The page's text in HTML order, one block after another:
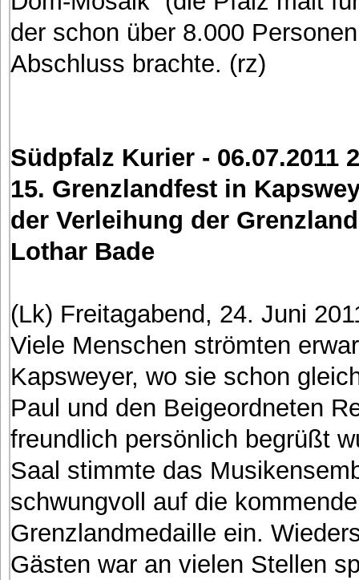
der schon über 8.000
Abschluss brachte. (rz)
Südpfalz Kurier - 06.07.2011
15. Grenzlandfest in
der Verleihung der
Lothar Bade
(Lk) Freitagabend, 24. Juni
Viele Menschen strömten
Kapsweyer, wo sie schon
Paul und den Beigeordneten
freundlich persönlich begrüßt
Saal stimmte das
schwungvoll auf die
Grenzlandmedaille ein.
Gästen war an vielen Stellen